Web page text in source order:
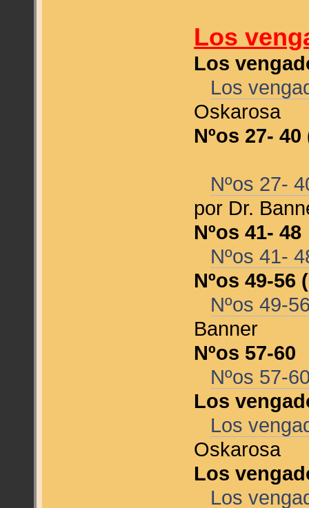
Los
Los
Los
Oskarosa
Nºos 27-
Nºos 27-
por Dr.
Nºos 41- 48
Nºos 41-
Nºos 49-
Nºos 49-
Banner
Nºos 57-60
Nºos 57-
Los
Los
Oskarosa
Los
Los